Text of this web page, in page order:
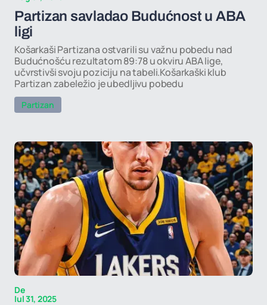
Partizan savladao Budućnost u ABA
ligi
Košarkaši Partizana ostvarili su važnu pobedu nad
Budućnošću rezultatom 89:78 u okviru ABA lige,
učvrstivši svoju poziciju na tabeli.Košarkaški klub
Partizan zabeležio je ubedljivu pobedu
Partizan
De
Iul 31, 2025